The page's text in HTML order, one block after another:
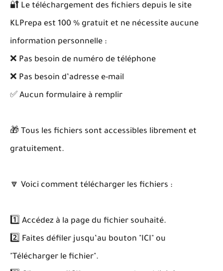
🔐 Le téléchargement des fichiers depuis le site
KLPrepa est 100 % gratuit et ne nécessite aucune
information personnelle :
❌ Pas besoin de numéro de téléphone
❌ Pas besoin d’adresse e-mail
✅ Aucun formulaire à remplir
🎁 Tous les fichiers sont accessibles librement et
gratuitement.
🔽 Voici comment télécharger les fichiers :
1️⃣ Accédez à la page du fichier souhaité.
2️⃣ Faites défiler jusqu’au bouton "ICI" ou
"Télécharger le fichier".